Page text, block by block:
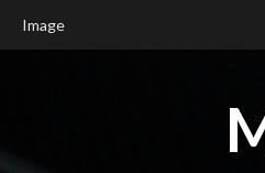
Image